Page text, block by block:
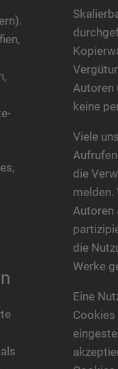
Autoren
keine
Viele
die
melden.
Autoren
die
Werke
Eine